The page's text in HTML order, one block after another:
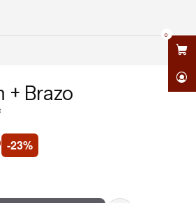
0
Brazo
-23%